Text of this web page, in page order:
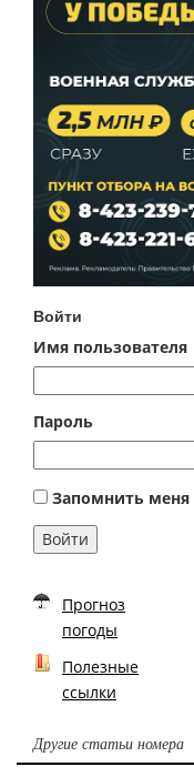
Войти
Имя пользователя
Пароль
Запомнить меня
Войти
Прогноз
погоды
Полезные
ссылки
Другие статьи номера